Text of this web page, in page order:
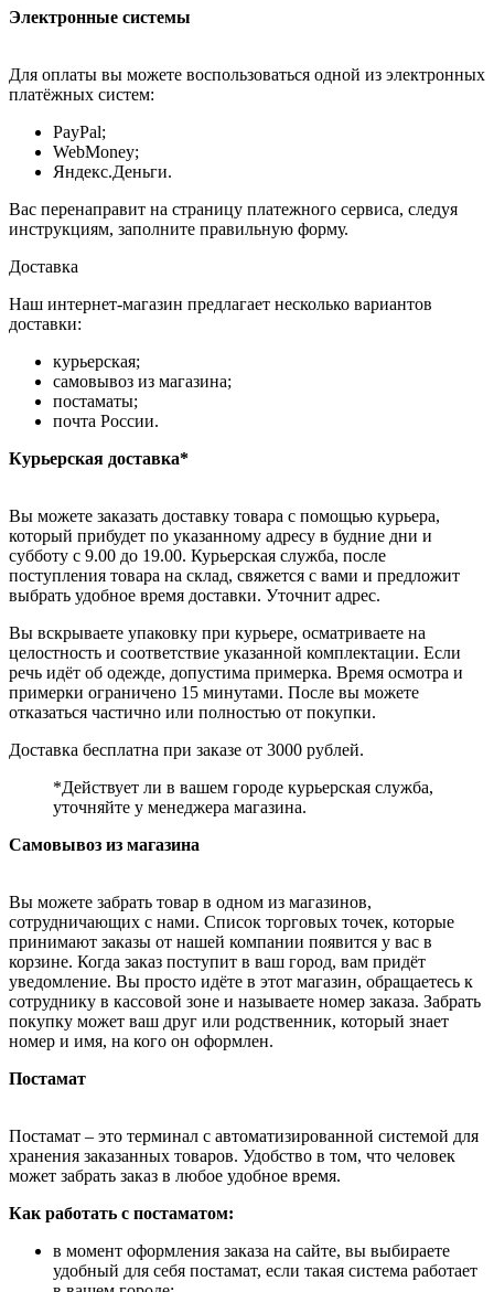
Электронные системы
Для оплаты вы можете воспользоваться одной из электронных
платёжных систем:
PayPal;
WebMoney;
Яндекс.Деньги.
Вас перенаправит на страницу платежного сервиса, следуя
инструкциям, заполните правильную форму.
Доставка
Наш интернет-магазин предлагает несколько вариантов
доставки:
курьерская;
самовывоз из магазина;
постаматы;
почта России.
Курьерская доставка*
Вы можете заказать доставку товара с помощью курьера,
который прибудет по указанному адресу в будние дни и
субботу с 9.00 до 19.00. Курьерская служба, после
поступления товара на склад, свяжется с вами и предложит
выбрать удобное время доставки. Уточнит адрес.
Вы вскрываете упаковку при курьере, осматриваете на
целостность и соответствие указанной комплектации. Если
речь идёт об одежде, допустима примерка. Время осмотра и
примерки ограничено 15 минутами. После вы можете
отказаться частично или полностью от покупки.
Доставка бесплатна при заказе от 3000 рублей.
*Действует ли в вашем городе курьерская служба,
уточняйте у менеджера магазина.
Самовывоз из магазина
Вы можете забрать товар в одном из магазинов,
сотрудничающих с нами. Список торговых точек, которые
принимают заказы от нашей компании появится у вас в
корзине. Когда заказ поступит в ваш город, вам придёт
уведомление. Вы просто идёте в этот магазин, обращаетесь к
сотруднику в кассовой зоне и называете номер заказа. Забрать
покупку может ваш друг или родственник, который знает
номер и имя, на кого он оформлен.
Постамат
Постамат – это терминал с автоматизированной системой для
хранения заказанных товаров. Удобство в том, что человек
может забрать заказ в любое удобное время.
Как работать с постаматом:
в момент оформления заказа на сайте, вы выбираете
удобный для себя постамат, если такая система работает